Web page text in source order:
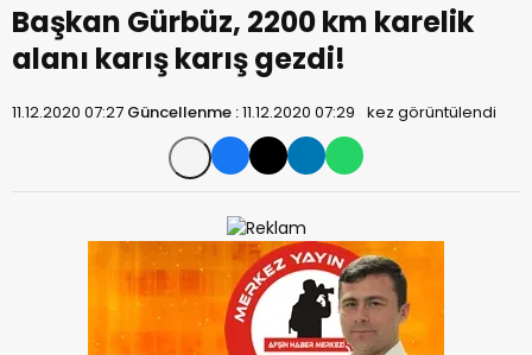
Başkan Gürbüz, 2200 km karelik
alanı karış karış gezdi!
11.12.2020 07:27 Güncellenme :11.12.2020 07:29 kez görüntülendi